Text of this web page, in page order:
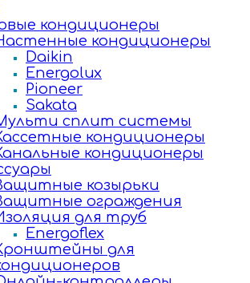
кондиционеры
кондиционеры
Daikin
Energolux
Pioneer
Sakata
сплит системы
кондиционеры
кондиционеры
козырьки
ограждения
для труб
Energoflex
для